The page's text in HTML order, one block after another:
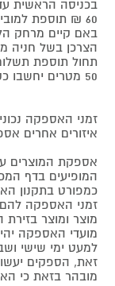
בכניסה הראשית
60 ₪ תוספת למוביל בבית.
הצרכן בשל חניה
תחול תוספת
50 מטרים יחשבו כקומה נוספת).
זמני האספקה
איזורים אחרים אספקה עד 14 ימי
אספקת המוצרים
המופיעים בדף
כמפורט בתקנון
זמני האספקה להם
מוצר ומוצר
מועדי האספקה
למעט ימי שישי
זאת, הספקים
מובהר בזאת כי